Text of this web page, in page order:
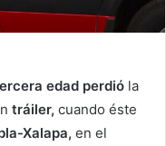
edad perdió la
tráiler, cuando éste
Xalapa, en el